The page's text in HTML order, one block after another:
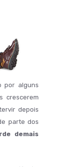
por alguns
crescerem
depois
parte dos
demais